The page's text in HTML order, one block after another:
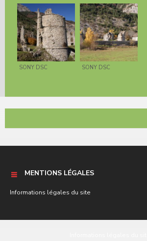
SONY DSC SONY DSC
MENTIONS LÉGALES
Informations légales du site